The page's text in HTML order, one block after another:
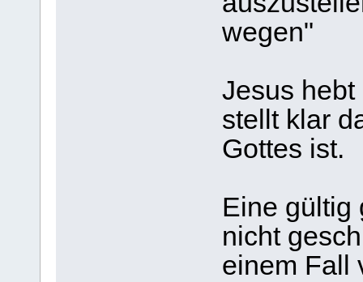
wegen"
Jesus hebt
stellt klar
Gottes ist.
Eine gültig
nicht
einem Fall